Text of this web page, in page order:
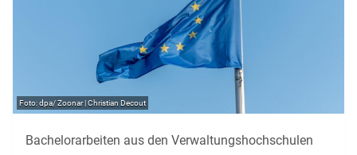
dpa/ Zoonar | Christian Decout
Bachelorarbeiten aus den Verwaltungshochschulen